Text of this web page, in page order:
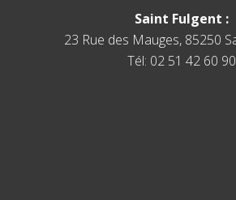
Saint Fulgent :
23 Rue des Mauges, 85250
Tél: 02 51 42 60 90